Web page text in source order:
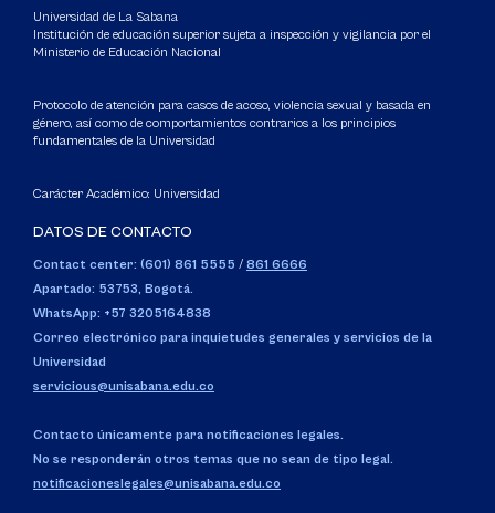
Universidad de La Sabana
Institución de educación superior sujeta a inspección y vigilancia por el
Ministerio de Educación Nacional
Protocolo de atención para casos de acoso, violencia sexual y basada en
género, así como de comportamientos contrarios a los principios
fundamentales de la Universidad
Carácter Académico: Universidad
DATOS DE CONTACTO
Contact center: (601) 861 5555 / 861 6666
Apartado: 53753, Bogotá.
WhatsApp: +57 3205164838
Correo electrónico para inquietudes generales y servicios de la
Universidad
servicious@unisabana.edu.co
Contacto únicamente para notificaciones legales.
No se responderán otros temas que no sean de tipo legal.
notificacioneslegales@unisabana.edu.co